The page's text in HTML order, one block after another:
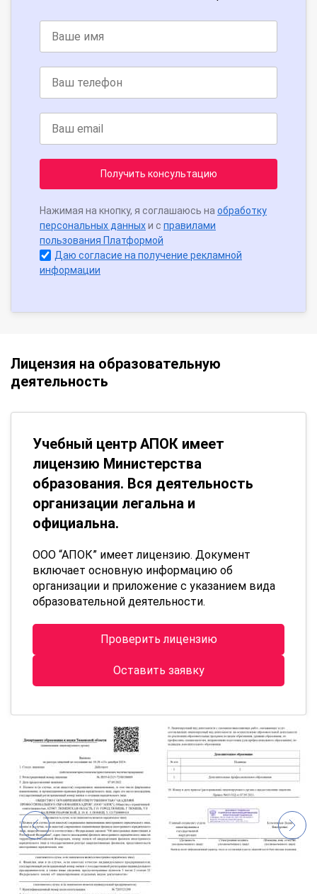
Получить консультацию
Нажимая на кнопку, я соглашаюсь на обработку
персональных данныхи с правилами
пользования Платформой
Даю согласие на получение рекламной
информации
Лицензия на образовательную
деятельность
Учебный центр АПОК имеет
лицензию Министерства
образования. Вся деятельность
организации легальна и
официальна.
ООО “АПОК” имеет лицензию. Документ
включает основную информацию об
организации и приложение с указанием вида
образовательной деятельности.
Проверить лицензию
Оставить заявку